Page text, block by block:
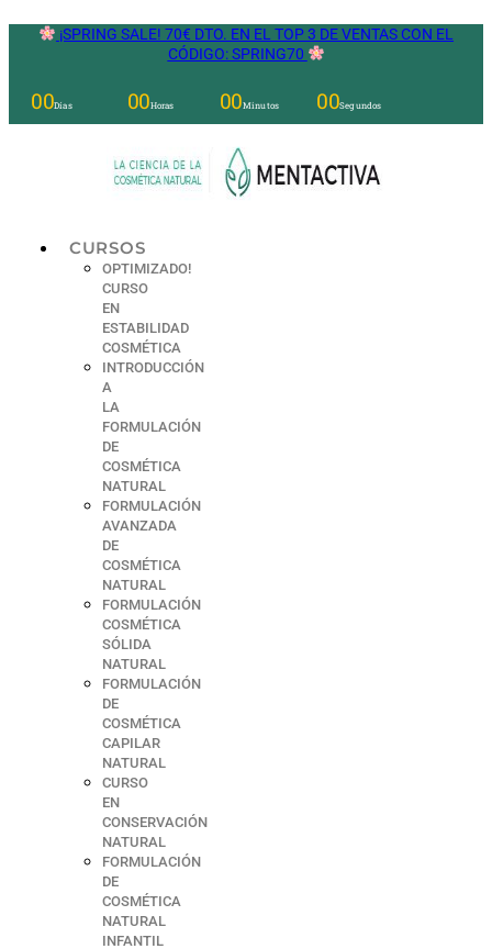
¡SPRING SALE! 70€ DTO. EN EL TOP 3 DE VENTAS CON EL
CÓDIGO: SPRING70
00Días 00Horas 00Minutos 00Segundos
CURSOS
OPTIMIZADO!
CURSO
EN
ESTABILIDAD
COSMÉTICA
INTRODUCCIÓN
A
LA
FORMULACIÓN
DE
COSMÉTICA
NATURAL
FORMULACIÓN
AVANZADA
DE
COSMÉTICA
NATURAL
FORMULACIÓN
COSMÉTICA
SÓLIDA
NATURAL
FORMULACIÓN
DE
COSMÉTICA
CAPILAR
NATURAL
CURSO
EN
CONSERVACIÓN
NATURAL
FORMULACIÓN
DE
COSMÉTICA
NATURAL
INFANTIL